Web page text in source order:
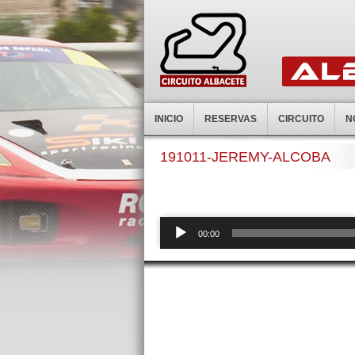
INICIO RESERVAS CIRCUITO
191011-JEREMY-ALCOBA
Reproductor
audio
00:00